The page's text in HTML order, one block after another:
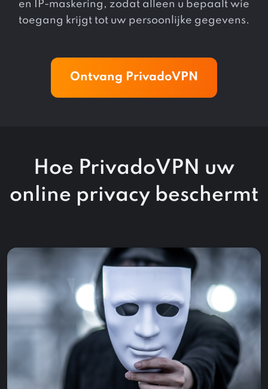
en IP-maskering, zodat alleen u bepaalt wie
toegang krijgt tot uw persoonlijke gegevens.
Ontvang PrivadoVPN
Hoe PrivadoVPN uw
online privacy beschermt